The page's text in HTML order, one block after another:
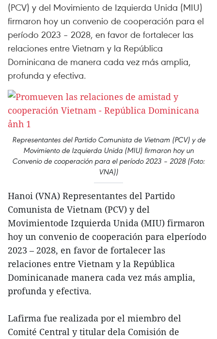
(PCV) y del Movimiento de Izquierda Unida (MIU)
firmaron hoy un convenio de cooperación para el
período 2023 – 2028, en favor de fortalecer las
relaciones entre Vietnam y la República
Dominicana de manera cada vez más amplia,
profunda y efectiva.
Representantes del Partido Comunista de Vietnam (PCV) y de
Movimiento de Izquierda Unida (MIU) firmaron hoy un
Convenio de cooperación para el período 2023 – 2028 (Foto:
VNA))
Hanoi (VNA) Representantes del Partido
Comunista de Vietnam (PCV) y del
Movimientode Izquierda Unida (MIU) firmaron
hoy un convenio de cooperación para elperíodo
2023 – 2028, en favor de fortalecer las
relaciones entre Vietnam y la República
Dominicanade manera cada vez más amplia,
profunda y efectiva.
Lafirma fue realizada por el miembro del
Comité Central y titular dela Comisión de